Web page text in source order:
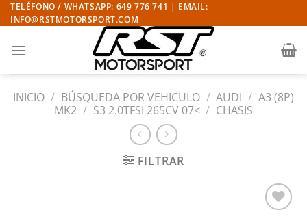
Saltar
al
TELÉFONO / WHATSAPP: 649 776 741 | EMAIL:
INFO@RSTMOTORSPORT.COM
INICIO / BÚSQUEDA POR VEHICULO / AUDI / A3 (8P)
MK2 / S3 2.0TFSI 265CV 07< / CHASIS
FILTRAR